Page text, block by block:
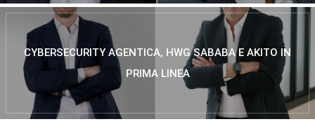
CYBERSECURITY AGENTICA, HWG SABABA E AKITO IN
PRIMA LINEA